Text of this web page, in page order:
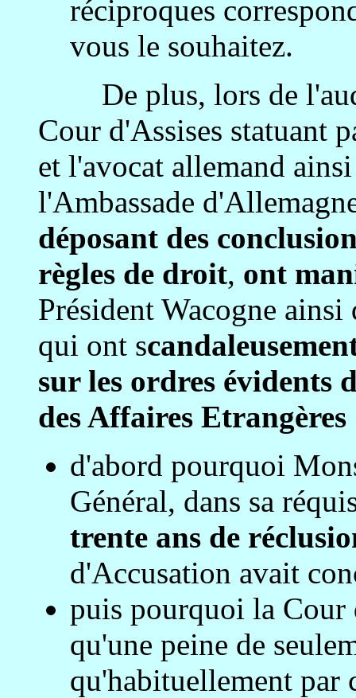
réciproques
vous le souhaitez.
De plus, lors de
Cour d'Assises statuant
et l'avocat allemand
l'Ambassade
déposant des
règles de droit, ont
Président Wacogne ainsi
qui ont s
sur les ordres évidents
des Affaires
d'abord pourquoi
Général, dans sa
trente ans de
d'Accusation avait
puis pourquoi la Cour
qu'une peine de
qu'habituellement par